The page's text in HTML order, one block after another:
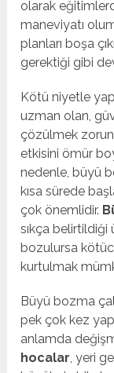
olarak
maneviyatı
planları boşa
gerektiği gibi
Kötü niyetle
uzman olan,
çözülmek
etkisini ömür
nedenle, büyü
kısa sürede
çok önemlidir.
sıkça belirtildiği
bozulursa
kurtulmak
Büyü bozma
pek çok kez
anlamda
hocalar, yeri